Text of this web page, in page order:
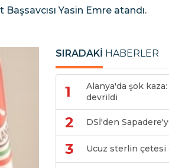
Yasin Emre atandı.
SIRADAKİ HABERLER
1
Alanya'da şok
devrildi
2 DSİ'den
3 Ucuz sterlin